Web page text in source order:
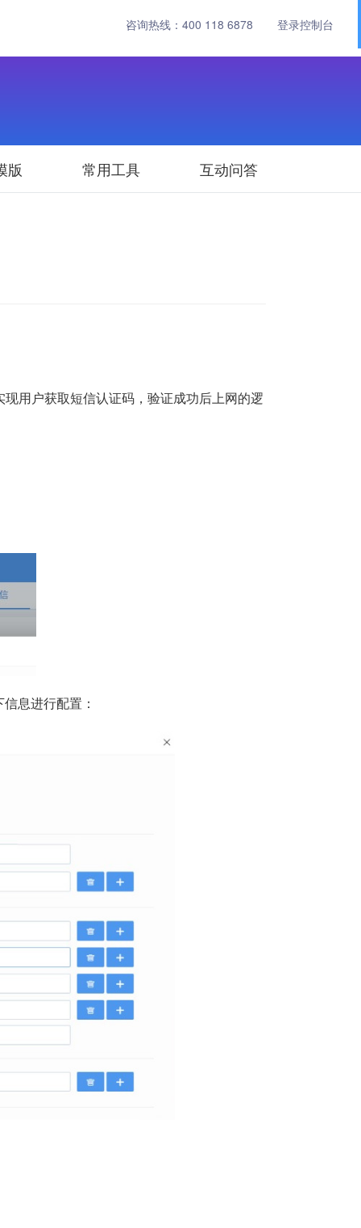
咨询热线： 400 118 6878 登录控制台
版 常用工具 互动问答
用户获取短信认证码，验证成功后上网的逻
息进行配置：